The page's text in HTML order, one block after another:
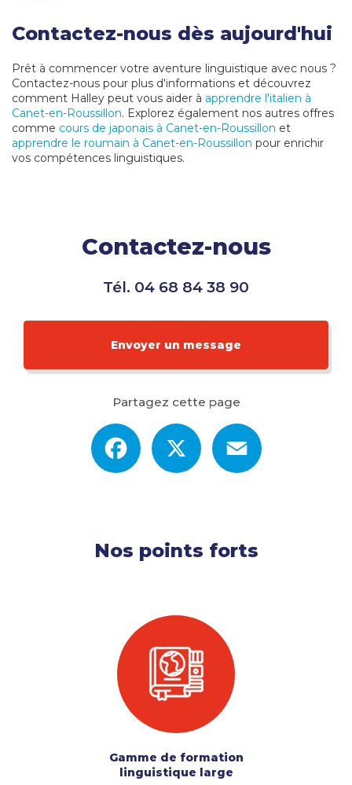
Contactez-nous dès aujourd'hui
Prêt à commencer votre aventure linguistique avec nous ?
Contactez-nous pour plus d'informations et découvrez
comment Halley peut vous aider à apprendre l'italien à
Canet-en-Roussillon. Explorez également nos autres offres
comme cours de japonais à Canet-en-Roussillon et
apprendre le roumain à Canet-en-Roussillon pour enrichir
vos compétences linguistiques.
Contactez-nous
Tél. 04 68 84 38 90
Envoyer un message
Partagez cette page
Facebook
Nos points forts
Gamme de formation
linguistique large